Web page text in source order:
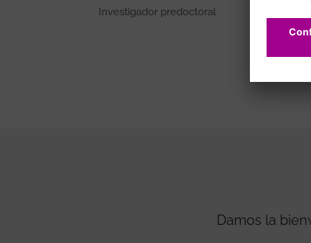
Investigador predoctoral
Damos la